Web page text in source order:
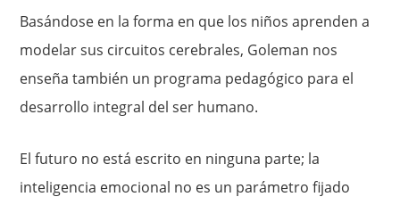
Basándose en la forma en que los niños aprenden a
modelar sus circuitos cerebrales, Goleman nos
enseña también un programa pedagógico para el
desarrollo integral del ser humano.
El futuro no está escrito en ninguna parte; la
inteligencia emocional no es un parámetro fijado